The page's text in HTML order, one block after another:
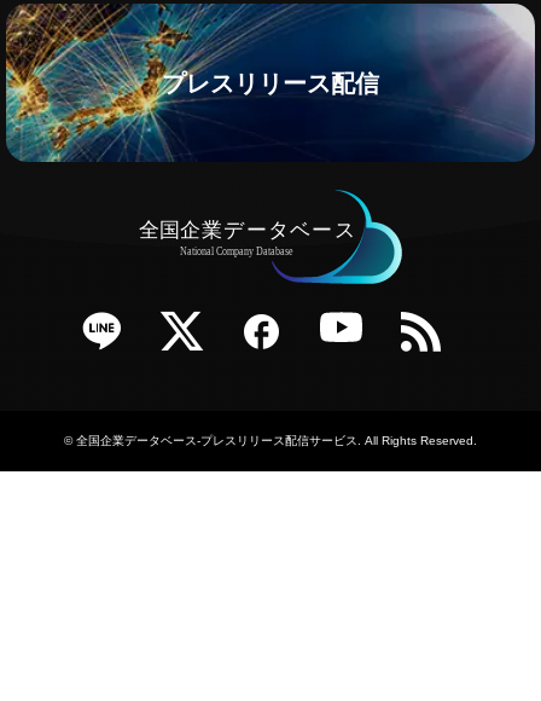
プレスリリース配信
Twitter Facebook YouTube RSS
©全国企業データベース-プレスリリース配信サービス. All Rights Reserved.